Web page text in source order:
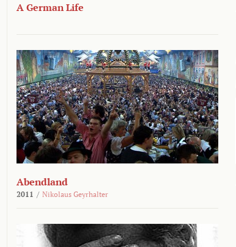
A German Life
Abendland
2011 / Nikolaus Geyrhalter